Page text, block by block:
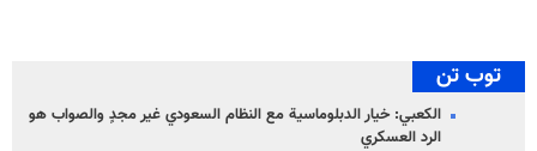
توب تن
الكعبي: خيار الدبلوماسية مع النظام السعودي غير مجدٍ والصواب هو
الرد العسكري